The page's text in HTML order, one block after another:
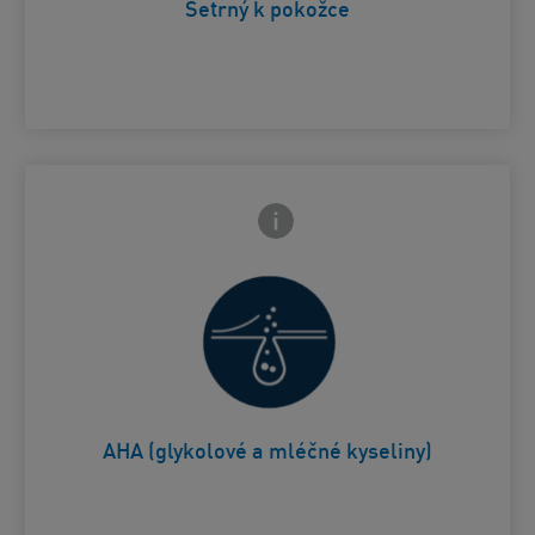
Šetrný k pokožce
Ikona zavření přední strany
AHA (glykolové a mléčné kyseliny)
Pomáhá vyhlazovat a zjemňovat
pokožku